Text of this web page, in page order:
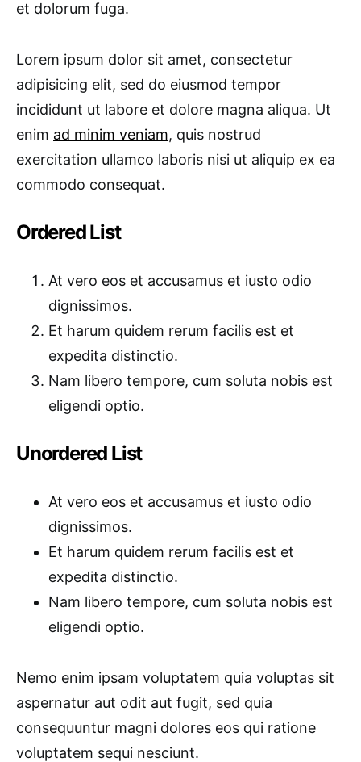
et dolorum fuga.
Lorem ipsum dolor sit amet, consectetur
adipisicing elit, sed do eiusmod tempor
incididunt ut labore et dolore magna aliqua. Ut
enim ad minim veniam, quis nostrud
exercitation ullamco laboris nisi ut aliquip ex ea
commodo consequat.
Ordered List
At vero eos et accusamus et iusto odio
dignissimos.
Et harum quidem rerum facilis est et
expedita distinctio.
Nam libero tempore, cum soluta nobis est
eligendi optio.
Unordered List
At vero eos et accusamus et iusto odio
dignissimos.
Et harum quidem rerum facilis est et
expedita distinctio.
Nam libero tempore, cum soluta nobis est
eligendi optio.
Nemo enim ipsam voluptatem quia voluptas sit
aspernatur aut odit aut fugit, sed quia
consequuntur magni dolores eos qui ratione
voluptatem sequi nesciunt.